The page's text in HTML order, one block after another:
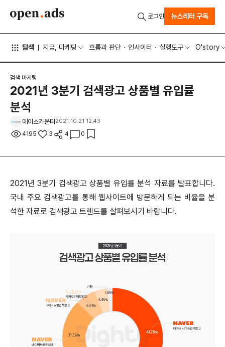
탐색 지금, 마케팅 흐름과 판단 인사이터 실행도구 O'story
로그인 뉴스레터 구독
검색 마케팅
2021년 3분기 검색광고 상품별 유입률
분석
에이스카운터 2021.10.21 12:43
4195 3 4 0
2021년 3분기 검색광고 상품별 유입률 분석 자료를 발표합니다.
국내 주요 검색광고를 통해 웹사이트에 방문하게 되는 비율을 분
석한 자료로 검색광고 트렌드를 살펴보시기 바랍니다.